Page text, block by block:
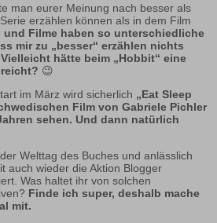
man eurer Meinung nach besser als
erzählen können als in dem Film
und Filme haben so unterschiedliche
mir zu „besser“ erzählen nichts
hätte beim „Hobbit“ eine
😉
im März wird sicherlich „Eat Sleep
Film von Gabriele Pichler
sehen. Und dann natürlich
Welttag des Buches und anlässlich
auch wieder die Aktion Blogger
Was haltet ihr von solchen
Finde ich super, deshalb mache
mit.